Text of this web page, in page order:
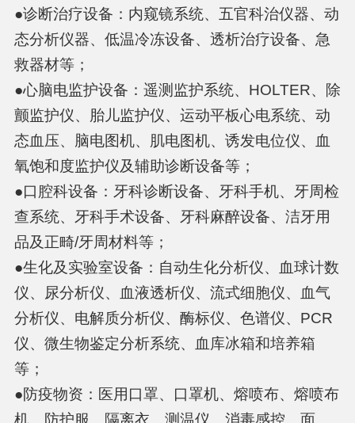
●诊断治疗设备：内窥镜系统、五官科治仪器、动
态分析仪器、低温冷冻设备、透析治疗设备、急
救器材等；
●心脑电监护设备：遥测监护系统、HOLTER、除
颤监护仪、胎儿监护仪、运动平板心电系统、动
态血压、脑电图机、肌电图机、诱发电位仪、血
氧饱和度监护仪及辅助诊断设备等；
●口腔科设备：牙科诊断设备、牙科手机、牙周检
查系统、牙科手术设备、牙科麻醉设备、洁牙用
品及正畸/牙周材料等；
●生化及实验室设备：自动生化分析仪、血球计数
仪、尿分析仪、血液透析仪、流式细胞仪、血气
分析仪、电解质分析仪、酶标仪、色谱仪、PCR
仪、微生物鉴定分析系统、血库冰箱和培养箱
等；
●防疫物资：医用口罩、口罩机、熔喷布、熔喷布
机、防护服、隔离衣、测温仪、消毒感控、面